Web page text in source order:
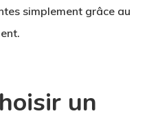
simplement grâce au
un